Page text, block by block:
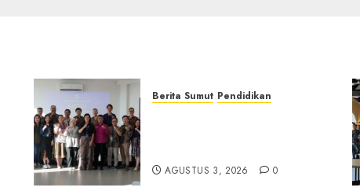
Berita Sumut Pendidikan
AGUSTUS 3, 2026 0